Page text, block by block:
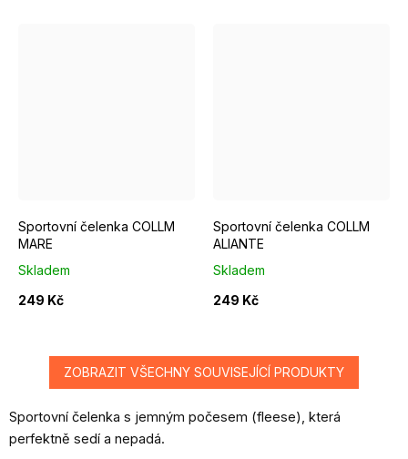
Sportovní čelenka COLLM
MARE
Skladem
249 Kč
Sportovní čelenka COLLM
ALIANTE
Skladem
249 Kč
ZOBRAZIT VŠECHNY SOUVISEJÍCÍ PRODUKTY
Sportovní čelenka s jemným počesem (fleese), která
perfektně sedí a nepadá.